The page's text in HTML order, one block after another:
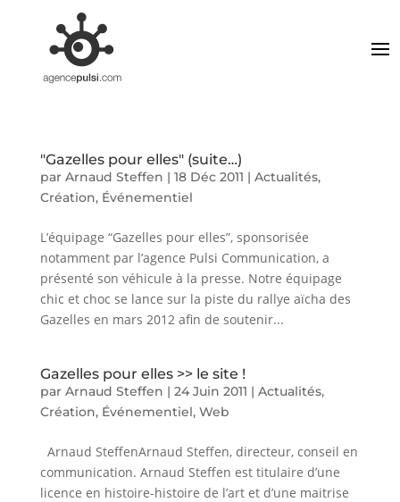
"Gazelles pour elles" (suite…)
par Arnaud Steffen | 18 Déc 2011 | Actualités,
Création, Événementiel
L’équipage “Gazelles pour elles”, sponsorisée
notamment par l’agence Pulsi Communication, a
présenté son véhicule à la presse. Notre équipage
chic et choc se lance sur la piste du rallye aïcha des
Gazelles en mars 2012 afin de soutenir...
Gazelles pour elles >> le site !
par Arnaud Steffen | 24 Juin 2011 | Actualités,
Création, Événementiel, Web
Arnaud SteffenArnaud Steffen, directeur, conseil en
communication. Arnaud Steffen est titulaire d’une
licence en histoire-histoire de l’art et d’une maitrise